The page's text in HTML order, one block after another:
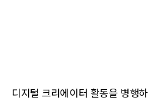
디지털 크리에이터 활동을 병행